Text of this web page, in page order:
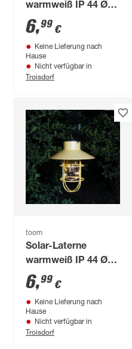
warmweiß IP 44 Ø
18 x 20 cm
6,99 €
Keine Lieferung nach
Hause
Nicht verfügbar in
Troisdorf
toom
Solar-Laterne
warmweiß IP 44 Ø
18 x 20 cm
6,99 €
Keine Lieferung nach
Hause
Nicht verfügbar in
Troisdorf